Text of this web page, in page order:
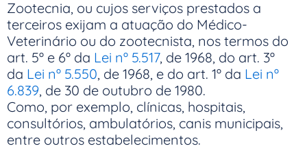
Zootecnia, ou cujos serviços prestados a
terceiros exijam a atuação do Médico-
Veterinário ou do zootecnista, nos termos do
art. 5º e 6º da Lei nº 5.517, de 1968, do art. 3º
da Lei nº 5.550, de 1968, e do art. 1º da Lei nº
6.839, de 30 de outubro de 1980.
Como, por exemplo, clínicas, hospitais,
consultórios, ambulatórios, canis municipais,
entre outros estabelecimentos.